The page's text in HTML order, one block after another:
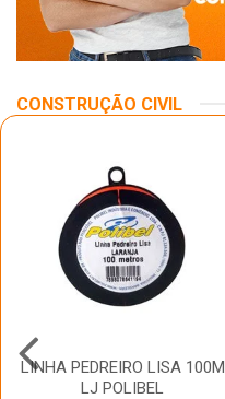
CONSTRUÇÃO CIVIL
LINHA PEDREIRO LISA 100M
LJ POLIBEL